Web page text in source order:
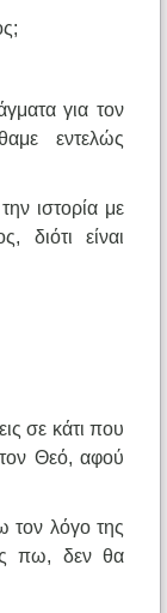
για τον
εντελώς
ιστορία με
διότι είναι
σε κάτι που
Θεό, αφού
λόγο της
πω, δεν θα